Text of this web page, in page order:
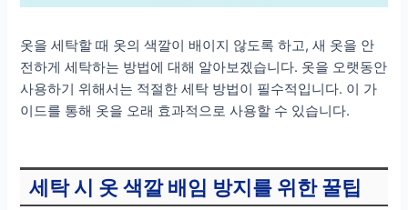
옷을 세탁할 때 옷의 색깔이 배이지 않도록 하고, 새 옷을 안
전하게 세탁하는 방법에 대해 알아보겠습니다. 옷을 오랫동안
사용하기 위해서는 적절한 세탁 방법이 필수적입니다. 이 가
이드를 통해 옷을 오래 효과적으로 사용할 수 있습니다.
세탁 시 옷 색깔 배임 방지를 위한 꿀팁